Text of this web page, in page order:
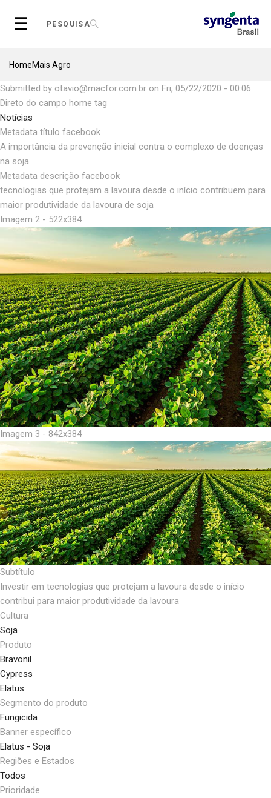
☰ PESQUISA
Breadcrumb
HomeMais Agro
Submitted by otavio@macfor.com.br on Fri, 05/22/2020 - 00:06
Direto do campo home tag
Notícias
Metadata título facebook
A importância da prevenção inicial contra o complexo de doenças
na soja
Metadata descrição facebook
tecnologias que protejam a lavoura desde o início contribuem para
maior produtividade da lavoura de soja
Imagem 2 - 522x384
Imagem 3 - 842x384
Subtítulo
Investir em tecnologias que protejam a lavoura desde o início
contribui para maior produtividade da lavoura
Cultura
Soja
Produto
Bravonil
Cypress
Elatus
Segmento do produto
Fungicida
Banner específico
Elatus - Soja
Regiões e Estados
Todos
Prioridade